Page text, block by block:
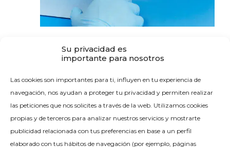
Su privacidad es
importante para nosotros
Las cookies son importantes para ti, influyen en tu experiencia de
navegación, nos ayudan a proteger tu privacidad y permiten realizar
las peticiones que nos solicites a través de la web. Utilizamos cookies
propias y de terceros para analizar nuestros servicios y mostrarte
publicidad relacionada con tus preferencias en base a un perfil
elaborado con tus hábitos de navegación (por ejemplo, páginas
Monitoreo y validación
central y colocarla dentro de un
recipiente de referencia. Esto nos
permitirá monitorizar precisamente la
evolución de la temperatura en la carga y
verificar que la carga ha estado expuesta